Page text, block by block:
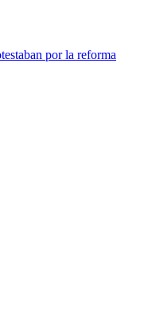
por la reforma